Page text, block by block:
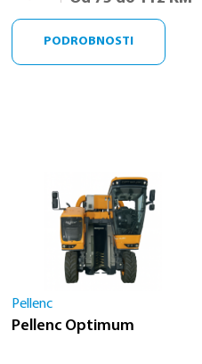
PODROBNOSTI
Pellenc
Pellenc Optimum